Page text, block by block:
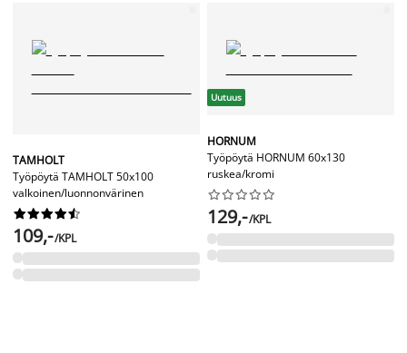
TAMHOLT
Työpöytä TAMHOLT 50x100
valkoinen/luonnonvärinen






109,-/KPL
Uutuus
HORNUM
Työpöytä HORNUM 60x130
ruskea/kromi






129,-/KPL